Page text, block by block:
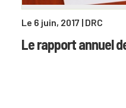
Le 6 juin, 2017 | DRC
Le rapport annuel